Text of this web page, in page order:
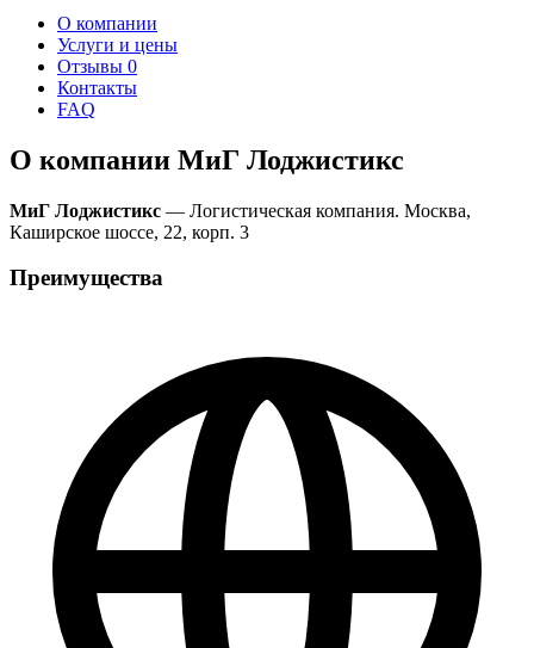
О компании
Услуги и цены
Отзывы 0
Контакты
FAQ
О компании МиГ Лоджистикс
МиГ Лоджистикс — Логистическая компания. Москва,
Каширское шоссе, 22, корп. 3
Преимущества